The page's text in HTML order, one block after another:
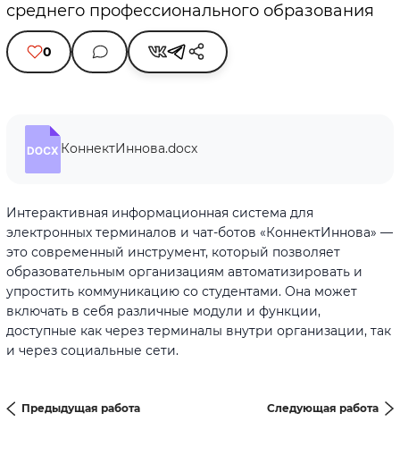
среднего профессионального образования
0
КоннектИннова.docx
Интерактивная информационная система для
электронных терминалов и чат-ботов «КоннектИннова» —
это современный инструмент, который позволяет
образовательным организациям автоматизировать и
упростить коммуникацию со студентами. Она может
включать в себя различные модули и функции,
доступные как через терминалы внутри организации, так
и через социальные сети.
Предыдущая работа Следующая работа